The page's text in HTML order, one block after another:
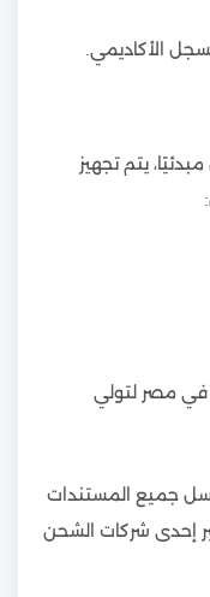
الأكاديمي.
يتم تجهيز
في مصر لتولي
ترسل جميع المستندات
إحدى شركات الشحن